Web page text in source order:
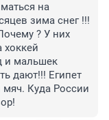
на
зима снег !!!
? У них
хоккей
и мальшек
дают!!! Египет
мяч. Куда России